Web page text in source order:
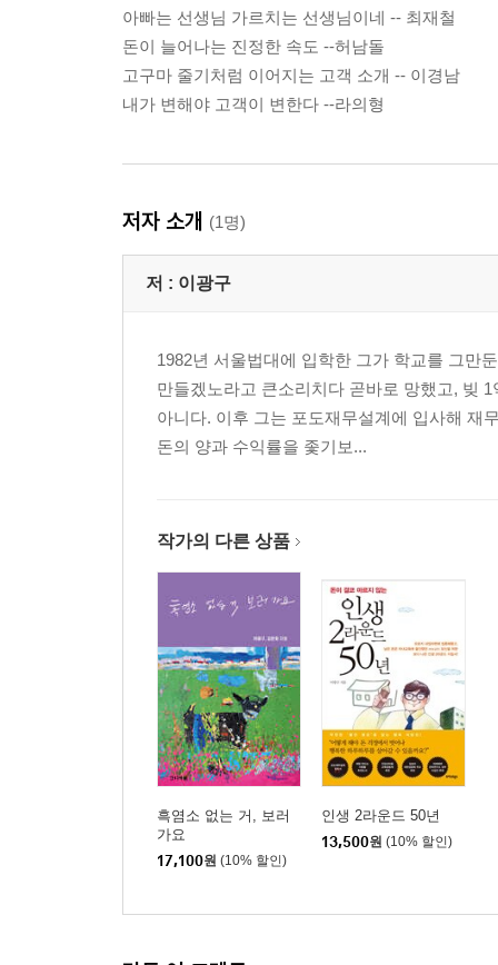
아빠는 선생님 가르치는 선생님이네 -- 최재철
돈이 늘어나는 진정한 속도 --허남돌
고구마 줄기처럼 이어지는 고객 소개 -- 이경남
내가 변해야 고객이 변한다 --라의형
저자 소개 (1명)
저 : 이광구
1982년 서울법대에 입학한 그가 학교를 그만
만들겠노라고 큰소리치다 곧바로 망했고, 빚
아니다. 이후 그는 포도재무설계에 입사해 재
돈의 양과 수익률을 좇기보...
작가의 다른 상품
흑염소 없는 거, 보러
가요
17,100원 (10% 할인)
인생 2라운드 50년
13,500원 (10% 할인)